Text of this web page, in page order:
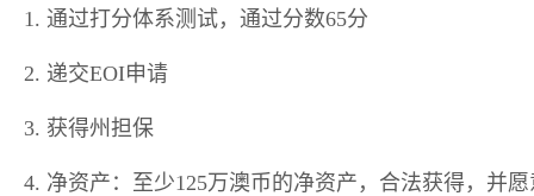
1. 通过打分体系测试，通过分数65分
2. 递交EOI申请
3. 获得州担保
4. 净资产：至少125万澳币的净资产，合法获得，并